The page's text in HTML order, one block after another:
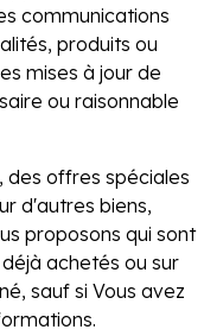
communications
produits ou
mises à jour de
ou raisonnable
des offres spéciales
d'autres biens,
proposons qui sont
achetés ou sur
sauf si Vous avez